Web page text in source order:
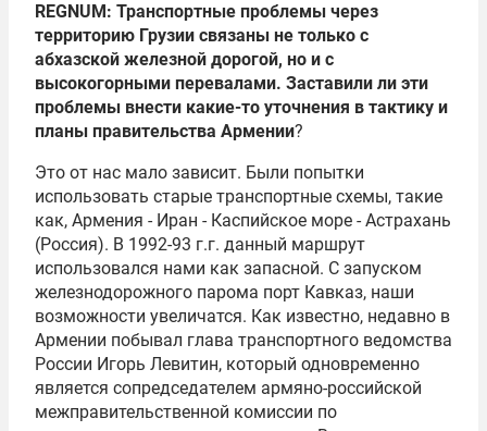
REGNUM: Транспортные проблемы через
территорию Грузии связаны не только с
абхазской железной дорогой, но и с
высокогорными перевалами. Заставили ли эти
проблемы внести какие-то уточнения в тактику и
планы правительства Армении?
Это от нас мало зависит. Были попытки
использовать старые транспортные схемы, такие
как, Армения - Иран - Каспийское море - Астрахань
(Россия). В 1992-93 г.г. данный маршрут
использовался нами как запасной. С запуском
железнодорожного парома порт Кавказ, наши
возможности увеличатся. Как известно, недавно в
Армении побывал глава транспортного ведомства
России Игорь Левитин, который одновременно
является сопредседателем армяно-российской
межправительственной комиссии по